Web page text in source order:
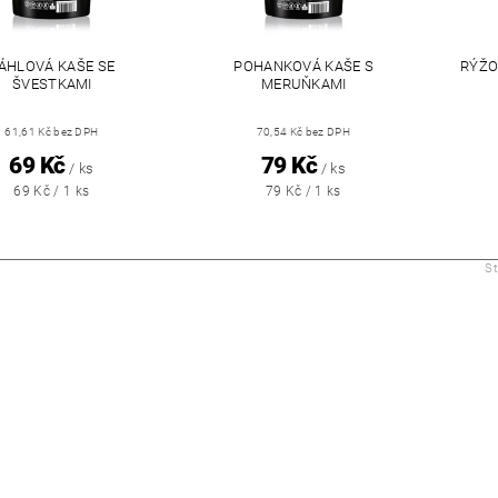
KAŠE SE
ŠVESTKAMI
61,61 Kč bez DPH
69 Kč / ks
69 Kč / 1 ks
POHANKOVÁ KAŠE S
MERUŇKAMI
70,54 Kč bez DPH
79 Kč / ks
79 Kč / 1 ks